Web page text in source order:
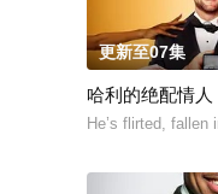
更新至07集
哈利的绝配情人
He’s flirted, fallen